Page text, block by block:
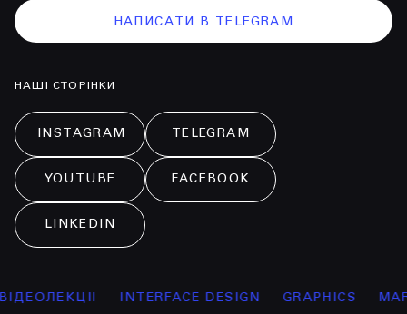
НАПИСАТИ В TELEGRAM
НАШІ СТОРІНКИ
INSTAGRAM TELEGRAM
YOUTUBE FACEBOOK
LINKEDIN
INTERFACE DESIGN GRAPHICS